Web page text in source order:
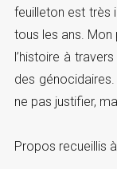
feuilleton est très
tous les ans.
l’histoire à
des
ne pas justifier,
Propos recueillis